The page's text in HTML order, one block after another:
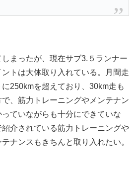
まったが、現在サブ3.５ランナー
トは大体取り入れている。月間走
250kmを超えており、30km走も
、筋力トレーニングやメンテナン
ていながらも十分にできていな
介されている筋力トレーニングや
ナンスもきちんと取り入れたい。